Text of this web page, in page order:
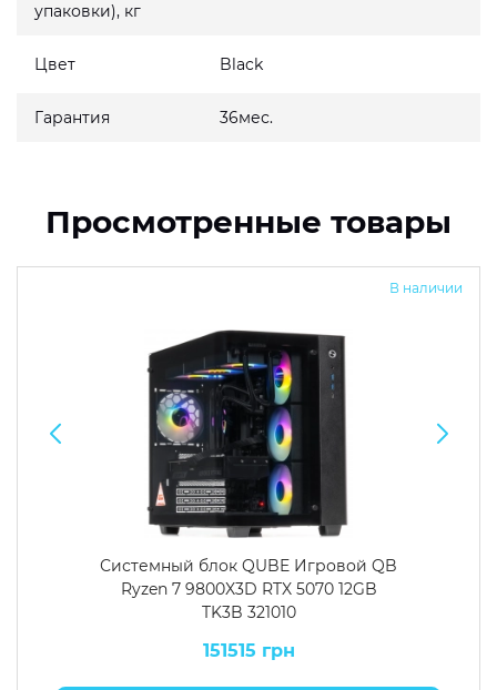
упаковки), кг
Цвет Black
Гарантия 36мес.
Просмотренные товары
В наличии
Системный блок QUBE Игровой QB
Ryzen 7 9800X3D RTX 5070 12GB
TK3B 321010
151515 грн